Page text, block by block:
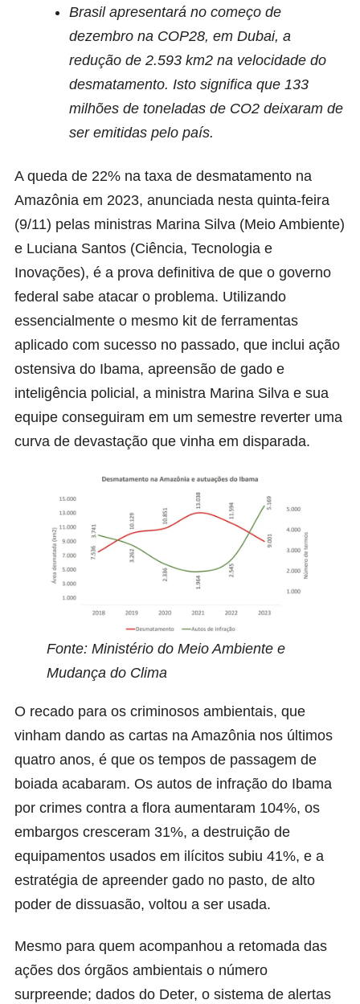
Brasil apresentará no começo de
dezembro na COP28, em Dubai, a
redução de 2.593 km2 na velocidade do
desmatamento. Isto significa que 133
milhões de toneladas de CO2 deixaram de
ser emitidas pelo país.
A queda de 22% na taxa de desmatamento na
Amazônia em 2023, anunciada nesta quinta-feira
(9/11) pelas ministras Marina Silva (Meio Ambiente)
e Luciana Santos (Ciência, Tecnologia e
Inovações), é a prova definitiva de que o governo
federal sabe atacar o problema. Utilizando
essencialmente o mesmo kit de ferramentas
aplicado com sucesso no passado, que inclui ação
ostensiva do Ibama, apreensão de gado e
inteligência policial, a ministra Marina Silva e sua
equipe conseguiram em um semestre reverter uma
curva de devastação que vinha em disparada.
Fonte: Ministério do Meio Ambiente e
Mudança do Clima
O recado para os criminosos ambientais, que
vinham dando as cartas na Amazônia nos últimos
quatro anos, é que os tempos de passagem de
boiada acabaram. Os autos de infração do Ibama
por crimes contra a flora aumentaram 104%, os
embargos cresceram 31%, a destruição de
equipamentos usados em ilícitos subiu 41%, e a
estratégia de apreender gado no pasto, de alto
poder de dissuasão, voltou a ser usada.
Mesmo para quem acompanhou a retomada das
ações dos órgãos ambientais o número
surpreende; dados do Deter, o sistema de alertas